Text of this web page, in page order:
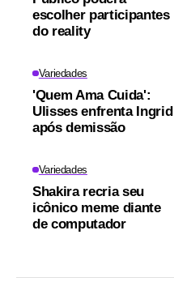
escolher participantes
do reality
Variedades
'Quem Ama Cuida':
Ulisses enfrenta Ingrid
após demissão
Variedades
Shakira recria seu
icônico meme diante
de computador